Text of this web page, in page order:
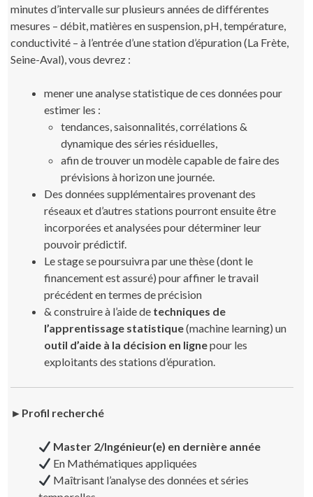
minutes d’intervalle sur plusieurs années de différentes
mesures – débit, matières en suspension, pH, température,
conductivité – à l’entrée d’une station d’épuration (La Frète,
Seine-Aval), vous devrez :
mener une analyse statistique de ces données pour
estimer les :
tendances, saisonnalités, corrélations &
dynamique des séries résiduelles,
afin de trouver un modèle capable de faire des
prévisions à horizon une journée.
Des données supplémentaires provenant des
réseaux et d’autres stations pourront ensuite être
incorporées et analysées pour déterminer leur
pouvoir prédictif.
Le stage se poursuivra par une thèse (dont le
financement est assuré) pour affiner le travail
précédent en termes de précision
& construire à l’aide de techniques de
l’apprentissage statistique(machine learning) un
outil d’aide à la décision en lignepour les
exploitants des stations d’épuration.
► Profil recherché
Master 2/Ingénieur(e) en dernière année
En Mathématiques appliquées
Maîtrisant l’analyse des données et séries